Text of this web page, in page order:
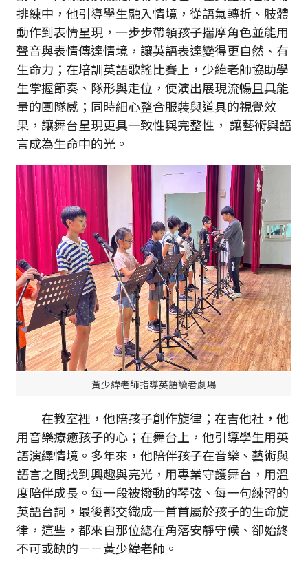
排練中，他引導學生融入情境，從語氣轉折、肢體
動作到表情呈現，一步步帶領孩子揣摩角色並能用
聲音與表情傳達情境，讓英語表達變得更自然、有
生命力；在培訓英語歌謠比賽上，少緯老師協助學
生掌握節奏、隊形與走位，使演出展現流暢且具能
量的團隊感；同時細心整合服裝與道具的視覺效
果，讓舞台呈現更具一致性與完整性， 讓藝術與語
言成為生命中的光。
黃少緯老師指導英語讀者劇場
在教室裡，他陪孩子創作旋律；在吉他社，他
用音樂療癒孩子的心；在舞台上，他引導學生用英
語演繹情境。多年來，他陪伴孩子在音樂、藝術與
語言之間找到興趣與亮光，用專業守護舞台，用溫
度陪伴成長。每一段被撥動的琴弦、每一句練習的
英語台詞，最後都交織成一首首屬於孩子的生命旋
律，這些，都來自那位總在角落安靜守候、卻始終
不可或缺的－－黃少緯老師。